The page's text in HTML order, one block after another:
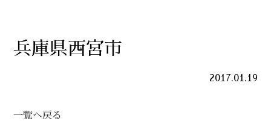
兵庫県西宮市
2017.01.19
一覧へ戻る